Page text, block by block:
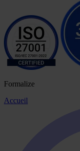
Formalize
Accueil